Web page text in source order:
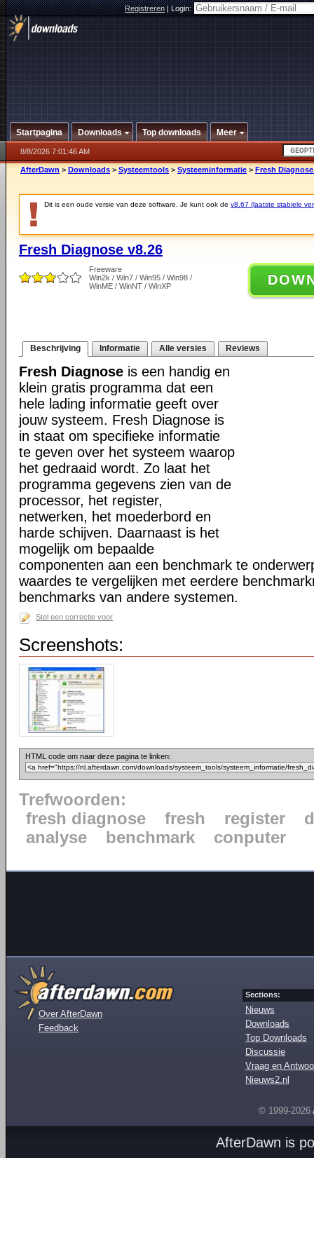
Registreren|Login:
Startpagina Downloads Top downloads Meer
8/8/2026 7:01:46 AM
AfterDawn > Downloads > Systeemtools > Systeeminformatie > Fresh Diagnose
Dit is een oude versie van deze software. Je kunt ook de v8.67 (laatste stabiele
Fresh Diagnose v8.26
Freeware
Win2k / Win7 / Win95 / Win98 /
WinME / WinNT / WinXP
Beschrijving Informatie Alle versies Reviews
Fresh Diagnose is een handig en
klein gratis programma dat een
hele lading informatie geeft over
jouw systeem. Fresh Diagnose is
in staat om specifieke informatie
te geven over het systeem waarop
het gedraaid wordt. Zo laat het
programma gegevens zien van de
processor, het register,
netwerken, het moederbord en
harde schijven. Daarnaast is het
mogelijk om bepaalde
componenten aan een benchmark te
waardes te vergelijken met eerdere
benchmarks van andere systemen.
Stel een correctie voor
Screenshots:
HTML code om naar deze pagina te linken:
Trefwoorden:
fresh diagnose
fresh register
analyse
benchmark conputer
Over AfterDawn
Feedback
Sections:
Nieuws
Downloads
Top Downloads
Discussie
Vraag en
Nieuws2.nl
© 1999-2026
AfterDawn is